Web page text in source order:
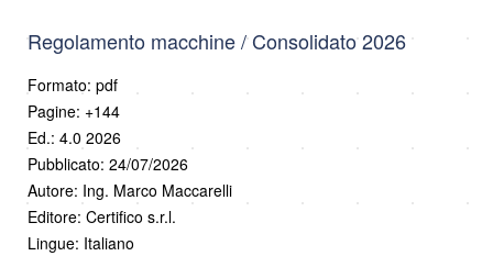
Regolamento macchine / Consolidato 2026
Formato: pdf
Pagine: +144
Ed.: 4.0 2026
Pubblicato: 24/07/2026
Autore: Ing. Marco Maccarelli
Editore: Certifico s.r.l.
Lingue: Italiano